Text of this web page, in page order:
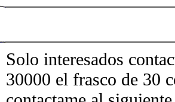
Solo interesados
30000 el frasco de 30